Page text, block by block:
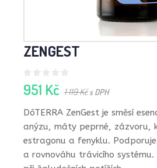
ZENGEST
951 Kč 1 119 Kč s DPH
DōTERRA ZenGest je směsí
anýzu, máty peprné, zázvoru,
estragonu a fenyklu.
a rovnováhu trávicího systému.